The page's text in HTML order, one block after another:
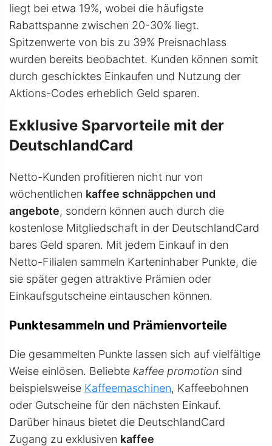
liegt bei etwa 19%, wobei die häufigste
Rabattspanne zwischen 20-30% liegt.
Spitzenwerte von bis zu 39% Preisnachlass
wurden bereits beobachtet. Kunden können somit
durch geschicktes Einkaufen und Nutzung der
Aktions-Codes erheblich Geld sparen.
Exklusive Sparvorteile mit der
DeutschlandCard
Netto-Kunden profitieren nicht nur von
wöchentlichen kaffee schnäppchen und
angebote, sondern können auch durch die
kostenlose Mitgliedschaft in der DeutschlandCard
bares Geld sparen. Mit jedem Einkauf in den
Netto-Filialen sammeln Karteninhaber Punkte, die
sie später gegen attraktive Prämien oder
Einkaufsgutscheine eintauschen können.
Punktesammeln und Prämienvorteile
Die gesammelten Punkte lassen sich auf vielfältige
Weise einlösen. Beliebte kaffee promotion sind
beispielsweise Kaffeemaschinen, Kaffeebohnen
oder Gutscheine für den nächsten Einkauf.
Darüber hinaus bietet die DeutschlandCard
Zugang zu exklusiven kaffee